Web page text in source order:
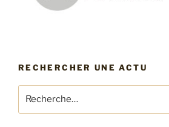
RECHERCHER UNE ACTU
pour